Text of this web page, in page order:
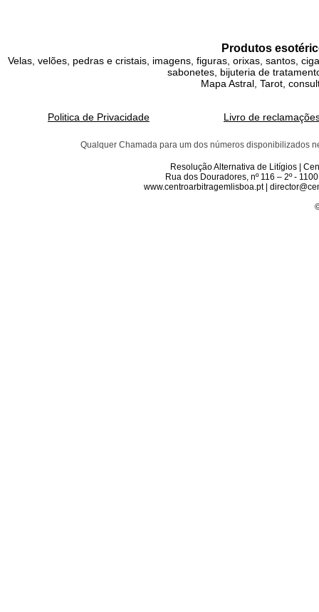
Produtos
Velas, velões, pedras e cristais, imagens, figuras, orixas, santos,
sabonetes, bijuteria de
Mapa Astral, Tarot,
Politica de Privacidade Livro de
Qualquer Chamada para um dos números disponibilizados
Resolução Alternativa de Litígios |
Rua dos Douradores, nº 116 – 2º -
www.centroarbitragemlisboa.pt |